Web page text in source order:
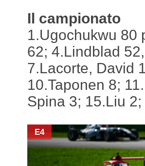
Il campionato
1.Ugochukwu 80
62; 4.Lindblad
7.Lacorte, David
10.Taponen 8;
Spina 3; 15.Liu
E4